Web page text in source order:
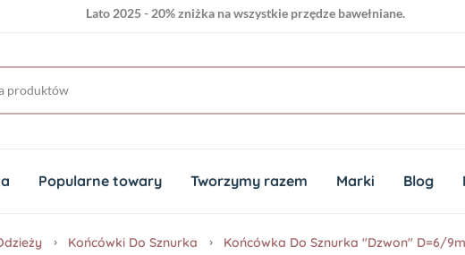
Lato 2025 - 20% zniżka na wszystkie przędze bawełniane.
Popularne towary Tworzymy razem Marki Blog
Końcówki Do Sznurka Końcówka Do Sznurka "dzwon" D=6/